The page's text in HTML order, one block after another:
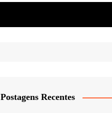
Postagens Recentes